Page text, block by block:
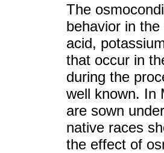
The
behavior in
acid,
that occur in
during the
well known. In
are sown
native races
the effect of